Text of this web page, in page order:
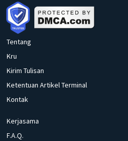
Tentang
Kru
Kirim Tulisan
Ketentuan Artikel Terminal
Kontak
Kerjasama
F.A.Q.